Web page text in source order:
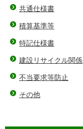
共通仕様書
積算基準等
特記仕様書
建設リサイクル関係
不当要求等防止
その他